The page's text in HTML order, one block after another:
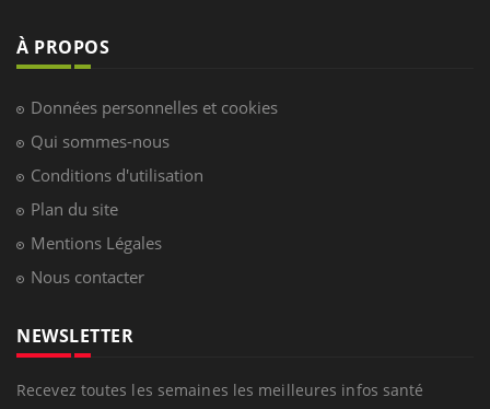
À PROPOS
Données personnelles et cookies
Qui sommes-nous
Conditions d'utilisation
Plan du site
Mentions Légales
Nous contacter
NEWSLETTER
Recevez toutes les semaines les meilleures infos santé